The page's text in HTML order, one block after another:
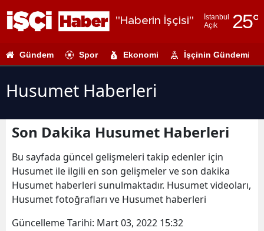
"Haberin İşçisi"
İstanbul
Açık
25°
Adıyaman
Amasya
Ankara
Antalya
Gündem Spor Ekonomi İşçinin Gündemi
Husumet Haberleri
Son Dakika Husumet Haberleri
Bu sayfada güncel gelişmeleri takip edenler için
Husumet ile ilgili en son gelişmeler ve son dakika
Husumet haberleri sunulmaktadır. Husumet videoları,
Husumet fotoğrafları ve Husumet haberleri
Güncelleme Tarihi: Mart 03, 2022 15:32